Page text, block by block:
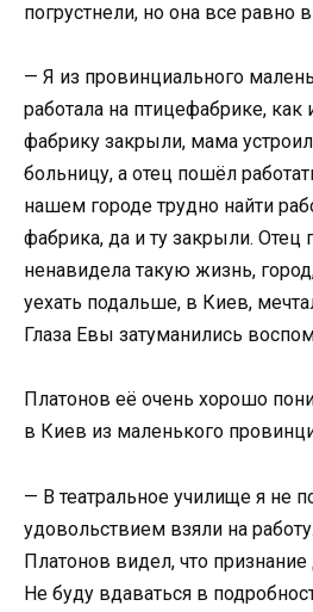
погрустнели, но она все равно
— Я из провинциального
работала на птицефабрике, как
фабрику закрыли, мама
больницу, а отец пошёл
нашем городе трудно найти
фабрика, да и ту закрыли. Отец
ненавидела такую жизнь,
уехать подальше, в Киев,
Глаза Евы затуманились
Платонов её очень хорошо
в Киев из маленького
— В театральное училище я не
удовольствием взяли на
Платонов видел, что
Не буду вдаваться в